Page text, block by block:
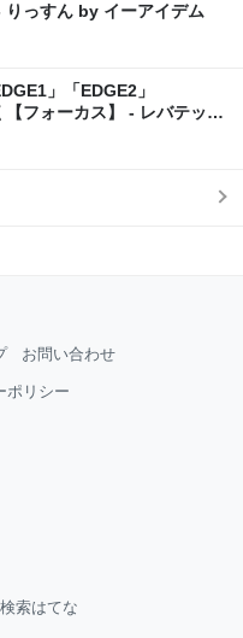
っすん by イーアイデム
」「EDGE2」
【フォーカス】 - レバテック
お問い合わせ
ポリシー
索はてな